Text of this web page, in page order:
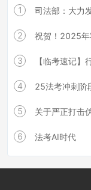
1 司法部：大力
2 祝贺！2025年
3 【临考速记
4 25法考冲刺阶
5 关于严正打击
6 法考AI时代